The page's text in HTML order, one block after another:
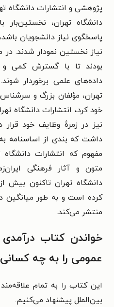
پژوهشی و انتشارات دانشگاه
دانشگاه تهران،
پاسخگوی نیاز دانشجویان باشد،
نیاز نخستین نمودار شدند. در
بودند تا با گسترش کمی و
داده‌های علمی برخوردار
تهران، مؤلفان بزرگ و
خود کرد، انتشارات دانشگاه
نیز در زمرهٔ وظایف خود قرار
داشت که بندی از اساسنامه
مفهوم که انتشارات
متون و آثار فرهنگی
کرده است و به طور
منتشر می‌کند.
خواندن کتاب
عمومی را به چه
این کتاب را به تمام
بین‌الملل پیشنهاد می‌کنیم.